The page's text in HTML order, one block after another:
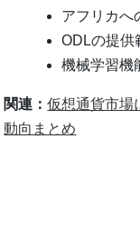
アフリカへ
ODLの提供
機械学習機
関連：仮想通貨市場
動向まとめ